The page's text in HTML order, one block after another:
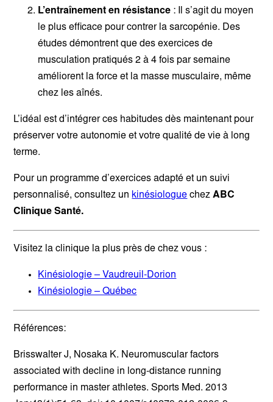
L’entraînement en résistance : Il s’agit du moyen
le plus efficace pour contrer la sarcopénie. Des
études démontrent que des exercices de
musculation pratiqués 2 à 4 fois par semaine
améliorent la force et la masse musculaire, même
chez les aînés.
L’idéal est d’intégrer ces habitudes dès maintenant pour
préserver votre autonomie et votre qualité de vie à long
terme.
Pour un programme d’exercices adapté et un suivi
personnalisé, consultez un kinésiologue chezABC
Clinique Santé.
Visitez la clinique la plus près de chez vous :
Kinésiologie – Vaudreuil-Dorion
Kinésiologie – Québec
Références:
Brisswalter J, Nosaka K. Neuromuscular factors
associated with decline in long-distance running
performance in master athletes. Sports Med. 2013